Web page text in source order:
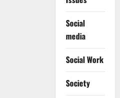
Social
media
Social Work
Society